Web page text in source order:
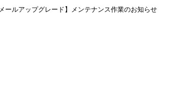
ールアップグレード】メンテナンス作業のお知らせ